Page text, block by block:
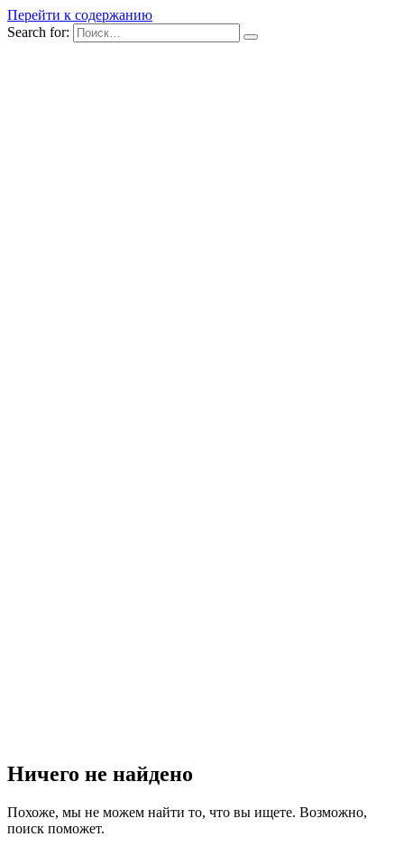
Перейти к содержанию
Search for:
Ничего не найдено
Похоже, мы не можем найти то, что вы ищете. Возможно,
поиск поможет.